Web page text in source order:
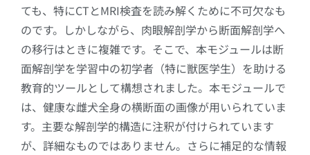
ても、特にCTとMRI検査を読み解くために不可欠なも
のです。しかしながら、肉眼解剖学から断面解剖学へ
の移行はときに複雑です。そこで、本モジュールは断
面解剖学を学習中の初学者（特に獣医学生）を助ける
教育的ツールとして構想されました。本モジュールで
は、健康な雌犬全身の横断面の画像が用いられていま
す。主要な解剖学的構造に注釈が付けられています
が、詳細なものではありません。さらに補足的な情報